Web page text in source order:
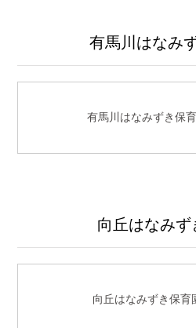
有馬川はなみ
有馬川はなみずき保
向丘はなみず
向丘はなみずき保育